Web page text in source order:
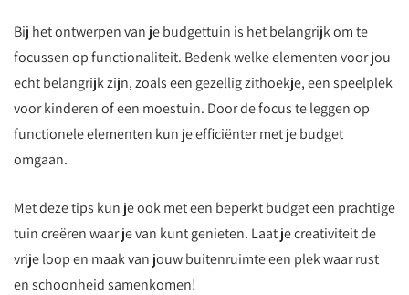
Bij het ontwerpen van je budgettuin is het belangrijk om te
focussen op functionaliteit. Bedenk welke elementen voor jou
echt belangrijk zijn, zoals een gezellig zithoekje, een speelplek
voor kinderen of een moestuin. Door de focus te leggen op
functionele elementen kun je efficiënter met je budget
omgaan.
Met deze tips kun je ook met een beperkt budget een prachtige
tuin creëren waar je van kunt genieten. Laat je creativiteit de
vrije loop en maak van jouw buitenruimte een plek waar rust
en schoonheid samenkomen!